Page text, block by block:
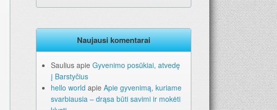
Naujausi komentarai
Saulius apie Gyvenimo posūkiai, atvedę
į Barstyčius
hello world apie Apie gyvenimą, kuriame
svarbiausia – drąsa būti savimi ir mokėti